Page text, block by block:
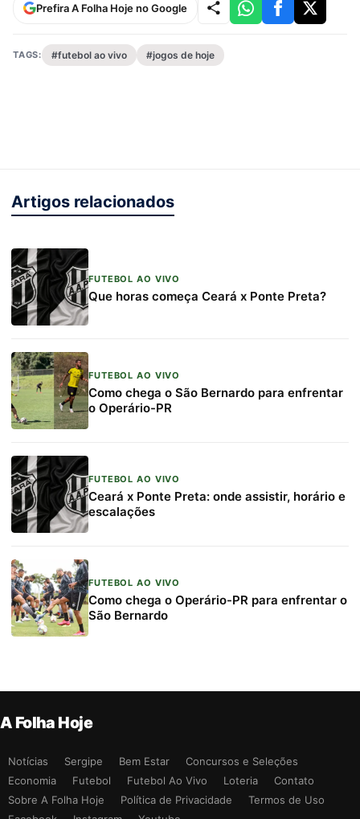
Prefira A Folha Hoje no Google
TAGS: #futebol ao vivo #jogos de hoje
Artigos relacionados
FUTEBOL AO VIVO
Que horas começa Ceará x Ponte Preta?
FUTEBOL AO VIVO
Como chega o São Bernardo para enfrentar
o Operário-PR
FUTEBOL AO VIVO
Ceará x Ponte Preta: onde assistir, horário e
escalações
FUTEBOL AO VIVO
Como chega o Operário-PR para enfrentar o
São Bernardo
A Folha Hoje
Notícias Sergipe Bem Estar
Concursos e Seleções
Economia
Futebol Futebol Ao Vivo Loteria
Contato
Sobre A Folha Hoje
Política de Privacidade
Termos de Uso